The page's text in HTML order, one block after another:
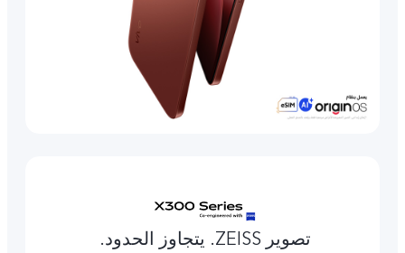
تصوير ZEISS. يتجاوز الحدود.